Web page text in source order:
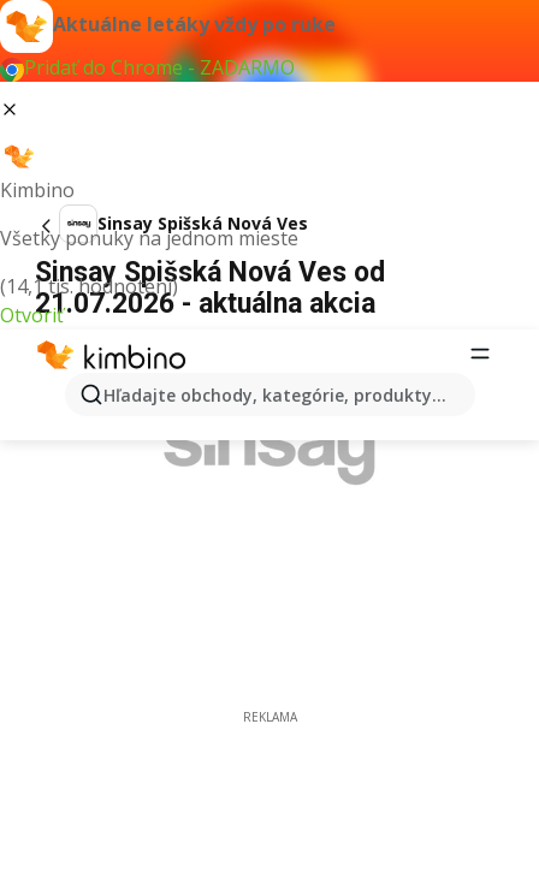
Aktuálne letáky vždy po ruke
Pridať do Chrome - ZADARMO
Kimbino
Všetky ponuky na jednom mieste
(14,1 tis. hodnotení)
Otvoriť
Hľadajte obchody, kategórie, produkty...
Sinsay Spišská Nová Ves
Sinsay Spišská Nová Ves od
21.07.2026 - aktuálna akcia
REKLAMA